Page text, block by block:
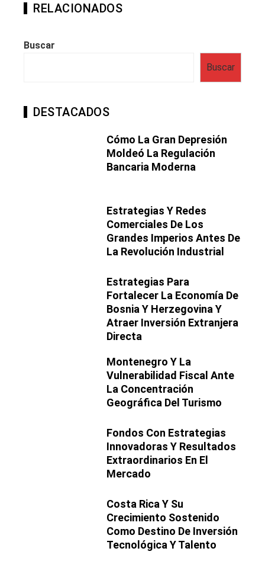
RELACIONADOS
Buscar
Buscar
DESTACADOS
Cómo La Gran Depresión
Moldeó La Regulación
Bancaria Moderna
Estrategias Y Redes
Comerciales De Los
Grandes Imperios Antes De
La Revolución Industrial
Estrategias Para
Fortalecer La Economía De
Bosnia Y Herzegovina Y
Atraer Inversión Extranjera
Directa
Montenegro Y La
Vulnerabilidad Fiscal Ante
La Concentración
Geográfica Del Turismo
Fondos Con Estrategias
Innovadoras Y Resultados
Extraordinarios En El
Mercado
Costa Rica Y Su
Crecimiento Sostenido
Como Destino De Inversión
Tecnológica Y Talento